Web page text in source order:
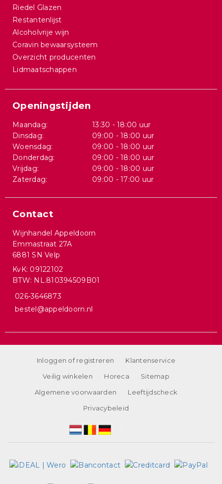
Riedel Glazen
Restantenlijst
Alcoholvrije wijn
Coravin bewaarsysteem
Overzicht producenten
Lidmaatschappen
Openingstijden
Maandag:
13:30 - 18:00 uur
Dinsdag:
09:00 - 18:00 uur
Woensdag:
09:00 - 18:00 uur
Donderdag:
09:00 - 18:00 uur
Vrijdag:
09:00 - 18:00 uur
Zaterdag:
09:00 - 17:00 uur
Contact
Wijnhandel Appeldoorn
Emmastraat 27A
6881 SN Velp
KvK: 09122102
BTW: NL.810394509B01
026-3646873
bestel@appeldoorn.nl
Inloggen of registreren
Klantenservice
Veilig winkelen
Horeca
Sitemap
Algemene voorwaarden
Leeftijdscheck
Privacybeleid